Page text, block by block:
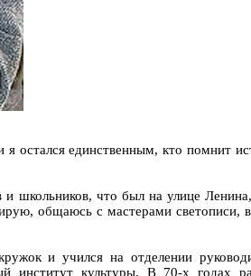
я остался единственным, кто помнит
что был на улице
общаюсь с мастерами
и учился на отделении
институт культуры. В 70-х годах